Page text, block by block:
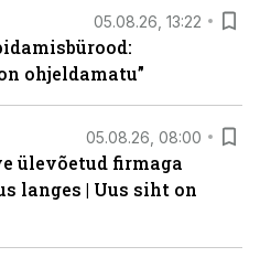
05.08.26, 13:22
ohjeldamatu”
05.08.26, 08:00
ülevõetud firmaga
langes | Uus siht on